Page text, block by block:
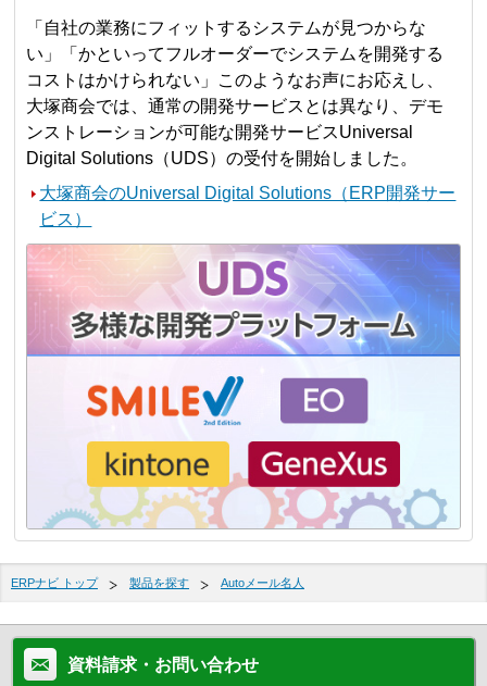
「自社の業務にフィットするシステムが見つからな
い」「かといってフルオーダーでシステムを開発する
コストはかけられない」このようなお声にお応えし、
大塚商会では、通常の開発サービスとは異なり、デモ
ンストレーションが可能な開発サービスUniversal
Digital Solutions（UDS）の受付を開始しました。
大塚商会のUniversal Digital Solutions（ERP開発サー
ビス）
ERPナビ トップ 製品を探す Autoメール名人
資料請求・お問い合わせ